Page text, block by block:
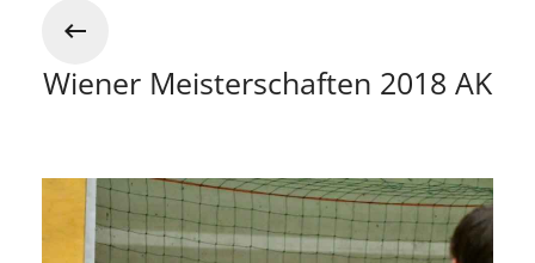
Wiener Meisterschaften 2018 AK